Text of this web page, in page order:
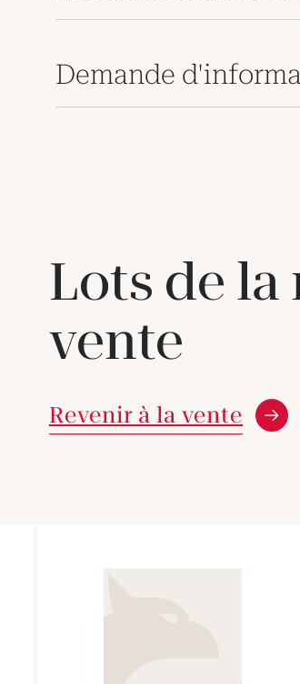
Demande
Lots de la
vente
Revenir à la vente